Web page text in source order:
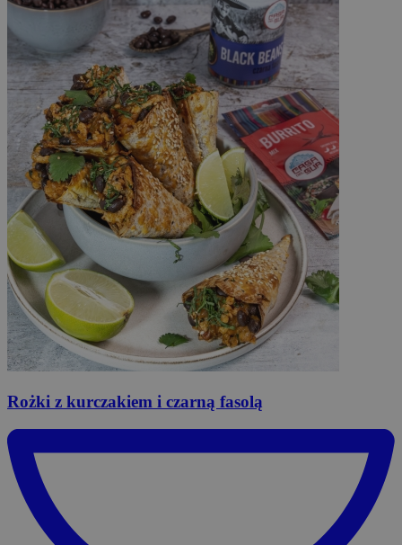
Rożki z kurczakiem i czarną fasolą